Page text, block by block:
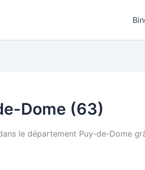
Dome (63)
le département Puy-de-Dome